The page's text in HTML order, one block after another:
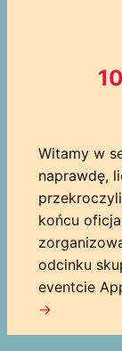
Witamy w
naprawdę,
końcu
odcinku
eventcie
→